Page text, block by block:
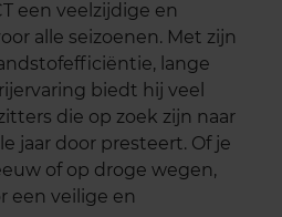
een veelzijdige en
alle seizoenen. Met zijn
lange
biedt hij veel
die op zoek zijn naar
jaar door presteert. Of je
of op droge wegen,
een veilige en